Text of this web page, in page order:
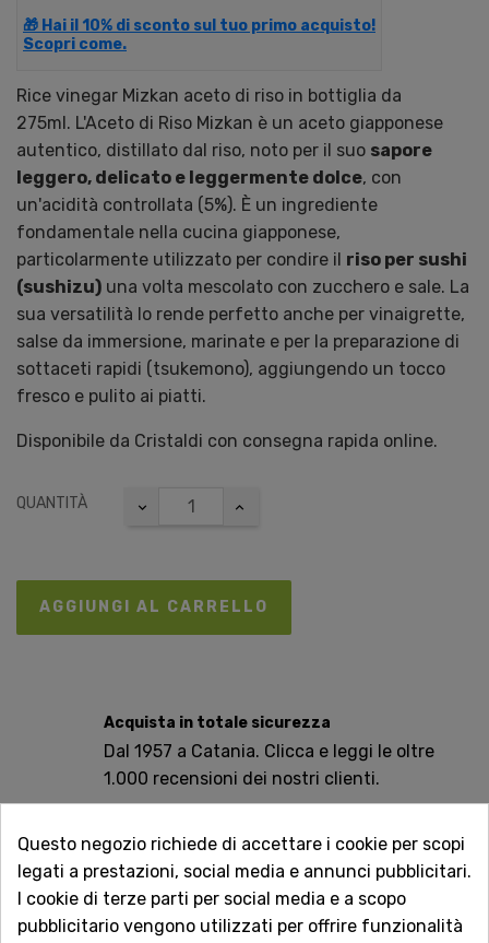
🎁 Hai il 10% di sconto sul tuo primo acquisto!
Scopri come.
Rice vinegar Mizkan aceto di riso in bottiglia da
275ml. L'Aceto di Riso Mizkan è un aceto giapponese
autentico, distillato dal riso, noto per il suo sapore
leggero, delicato e leggermente dolce, con
un'acidità controllata (5%). È un ingrediente
fondamentale nella cucina giapponese,
particolarmente utilizzato per condire il riso per sushi
(sushizu) una volta mescolato con zucchero e sale. La
sua versatilità lo rende perfetto anche per vinaigrette,
salse da immersione, marinate e per la preparazione di
sottaceti rapidi (tsukemono), aggiungendo un tocco
fresco e pulito ai piatti.
Disponibile da Cristaldi con consegna rapida online.
QUANTITÀ
AGGIUNGI AL CARRELLO
Acquista in totale sicurezza
Dal 1957 a Catania. Clicca e leggi le oltre
1.000 recensioni dei nostri clienti.
Consegna in tutta Italia in 5 giorni
dall'ordine
Servizio Clienti sempre con te
Questo negozio richiede di accettare i cookie per scopi
legati a prestazioni, social media e annunci pubblicitari.
I cookie di terze parti per social media e a scopo
pubblicitario vengono utilizzati per offrire funzionalità